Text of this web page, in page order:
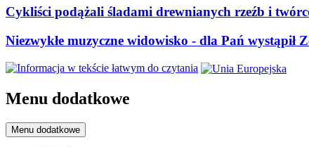
Cykliści podążali śladami drewnianych rzeźb i
Niezwykłe muzyczne widowisko - dla Pań wystąpił
Menu dodatkowe
Menu dodatkowe